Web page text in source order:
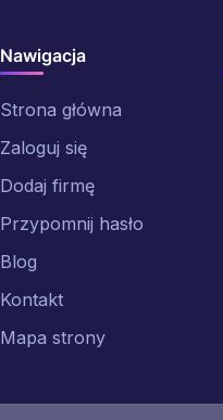
Nawigacja
Strona główna
Zaloguj się
Dodaj firmę
Przypomnij hasło
Blog
Kontakt
Mapa strony